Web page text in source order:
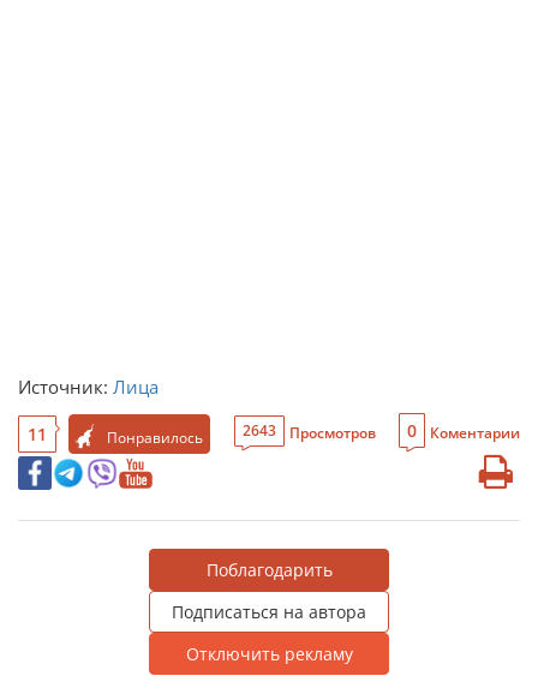
Источник: Лица
11 Понравилось 2643 Просмотров 0 Коментарии
Поблагодарить
Подписаться на автора
Отключить рекламу